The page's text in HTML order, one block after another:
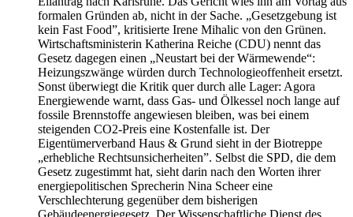
formalen Gründen ab, nicht in der Sache. „Gesetzgebung ist
kein Fast Food”, kritisierte Irene Mihalic von den Grünen.
Wirtschaftsministerin Katherina Reiche (CDU) nennt das
Gesetz dagegen einen „Neustart bei der Wärmewende“:
Heizungszwänge würden durch Technologieoffenheit ersetzt.
Sonst überwiegt die Kritik quer durch alle Lager: Agora
Energiewende warnt, dass Gas- und Ölkessel noch lange auf
fossile Brennstoffe angewiesen bleiben, was bei einem
steigenden CO2-Preis eine Kostenfalle ist. Der
Eigentümerverband Haus & Grund sieht in der Biotreppe
„erhebliche Rechtsunsicherheiten”. Selbst die SPD, die dem
Gesetz zugestimmt hat, sieht darin nach den Worten ihrer
energiepolitischen Sprecherin Nina Scheer eine
Verschlechterung gegenüber dem bisherigen
Gebäudeenergiegesetz. Der Wissenschaftliche Dienst des